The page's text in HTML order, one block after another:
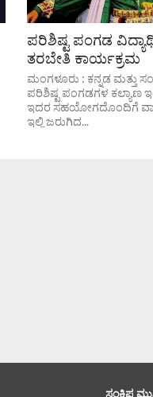
ಪರಿಶಿಷ್ಟ ಪಂಗಡ
ತರಬೇತಿ ಕಾರ್ಯಕ್ರಮ
ಮಂಗಳೂರು : ಕನ್ನಡ ಮತ್ತು
ಪರಿಶಿಷ್ಟ ಪಂಗಡಗಳ ಕಲ್ಯಾಣ
ಇದರ ಸಹಯೋಗದೊಂದಿಗೆ
ಇಲ್ಲಿ ಜರುಗಿದ...
ಸಂಕ್ಷಿಪ್ತ